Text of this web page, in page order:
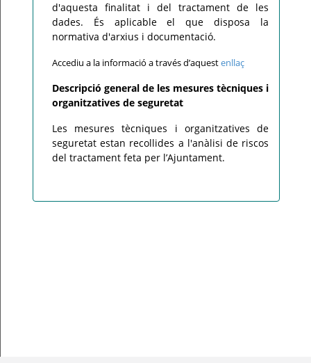
d'aquesta finalitat i del tractament de les
dades. És aplicable el que disposa la
normativa d'arxius i documentació.
Accediu a la informació a través d’aquestenllaç
Descripció general de les mesures tècniques i
organitzatives de seguretat
Les mesures tècniques i organitzatives de
seguretat estan recollides a l'anàlisi de riscos
del tractament feta per l’Ajuntament.